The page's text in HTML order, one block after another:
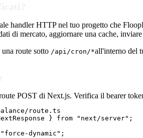
handler HTTP nel tuo progetto che
di mercato, aggiornare una cache,
una route sotto /api/cron/*all'interno del
POST di Next.js. Verifica il bearer
route.ts
} from "next/server";
dynamic";